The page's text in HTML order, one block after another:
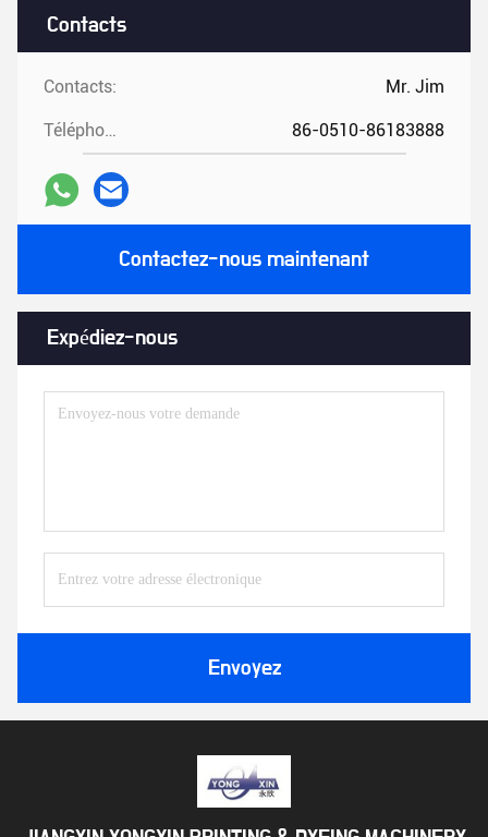
Contacts
Contacts: Mr. Jim
Téléphone: 86-0510-86183888
Contactez-nous maintenant
Expédiez-nous
Envoyez